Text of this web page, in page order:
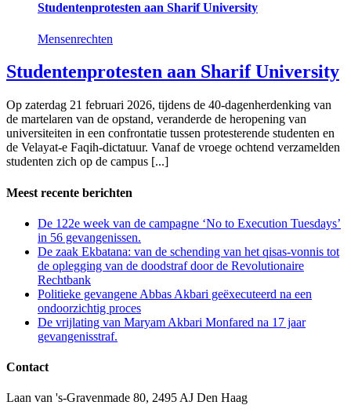
Studentenprotesten aan Sharif University
Mensenrechten
Studentenprotesten aan Sharif University
Op zaterdag 21 februari 2026, tijdens de 40-dagenherdenking van
de martelaren van de opstand, veranderde de heropening van
universiteiten in een confrontatie tussen protesterende studenten en
de Velayat-e Faqih-dictatuur. Vanaf de vroege ochtend verzamelden
studenten zich op de campus [...]
Meest recente berichten
De 122e week van de campagne ‘No to Execution Tuesdays’
in 56 gevangenissen.
De zaak Ekbatana: van de schending van het qisas-vonnis tot
de oplegging van de doodstraf door de Revolutionaire
Rechtbank
Politieke gevangene Abbas Akbari geëxecuteerd na een
ondoorzichtig proces
De vrijlating van Maryam Akbari Monfared na 17 jaar
gevangenisstraf.
Contact
Laan van 's-Gravenmade 80, 2495 AJ Den Haag